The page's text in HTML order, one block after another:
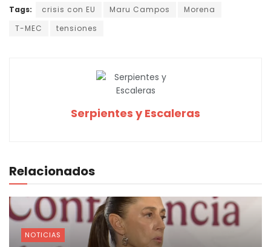
Tags: crisis con EU Maru Campos
Morena
T-MEC
tensiones
Serpientes y Escaleras
Relacionados
NOTICIAS